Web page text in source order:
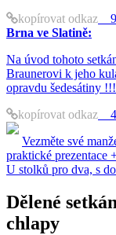
kopírovat odkaz
Brna ve Slatině:
Na úvod tohoto
Braunerovi k jeho
opravdu šedesátiny
kopírovat odkaz
Vezměte své
praktické prezentace
U stolků pro dva, s
Dělené
chlapy